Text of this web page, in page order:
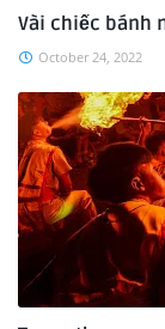
Vài chiếc bánh
October 24, 2022